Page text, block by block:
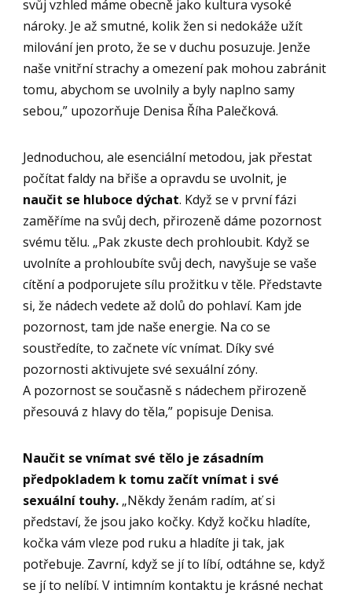
svůj vzhled máme obecně jako kultura vysoké
nároky. Je až smutné, kolik žen si nedokáže užít
milování jen proto, že se v duchu posuzuje. Jenže
naše vnitřní strachy a omezení pak mohou zabránit
tomu, abychom se uvolnily a byly naplno samy
sebou,” upozorňuje Denisa Říha Palečková.
Jednoduchou, ale esenciální metodou, jak přestat
počítat faldy na břiše a opravdu se uvolnit, je
naučit se hluboce dýchat. Když se v první fázi
zaměříme na svůj dech, přirozeně dáme pozornost
svému tělu. „Pak zkuste dech prohloubit. Když se
uvolníte a prohloubíte svůj dech, navyšuje se vaše
cítění a podporujete sílu prožitku v těle. Představte
si, že nádech vedete až dolů do pohlaví. Kam jde
pozornost, tam jde naše energie. Na co se
soustředíte, to začnete víc vnímat. Díky své
pozornosti aktivujete své sexuální zóny.
A pozornost se současně s nádechem přirozeně
přesouvá z hlavy do těla,” popisuje Denisa.
Naučit se vnímat své tělo je zásadním
předpokladem k tomu začít vnímat i své
sexuální touhy.„Někdy ženám radím, ať si
představí, že jsou jako kočky. Když kočku hladíte,
kočka vám vleze pod ruku a hladíte ji tak, jak
potřebuje. Zavrní, když se jí to líbí, odtáhne se, když
se jí to nelíbí. V intimním kontaktu je krásné nechat